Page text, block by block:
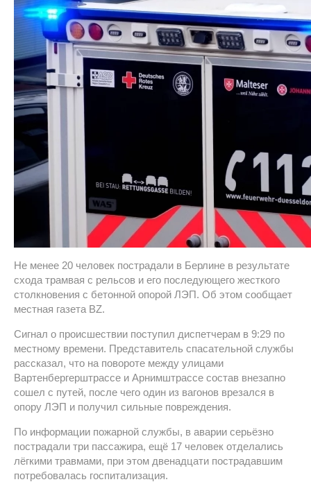
Не менее 20 человек пострадали в Берлине в результате
схода трамвая с рельсов и его последующего жесткого
столкновения с бетонной опорой ЛЭП. Об этом сообщает
местная газета BZ.
Сигнал о происшествии поступил диспетчерам в 9:29 по
местному времени. Представитель спасательной службы
рассказал, что на повороте между улицами
Вартенбергерштрассе и Арнимштрассе состав внезапно
сошел с путей, после чего один из вагонов врезался в
опору ЛЭП и получил сильные повреждения.
По информации пожарной службы, в аварии серьёзно
пострадали три пассажира, ещё 17 человек отделались
лёгкими травмами, при этом двенадцати пострадавшим
потребовалась госпитализация.